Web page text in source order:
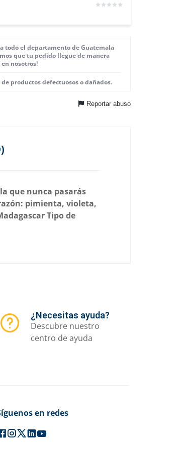
todo el departamento de Guatemala
que tu pedido llegue de manera
en nosotros!
productos defectuosos o dañados.
Reportar abuso
que nunca pasarás
pimienta, violeta,
Tipo de
¿Necesitas ayuda?
Descubre nuestro
centro de ayuda
en redes